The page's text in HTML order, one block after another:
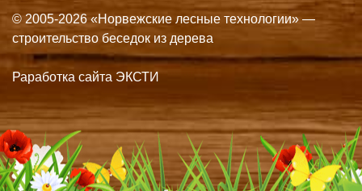
© 2005-2026 «Норвежские лесные технологии» —
строительство беседок из дерева
Раработка сайта ЭКСТИ